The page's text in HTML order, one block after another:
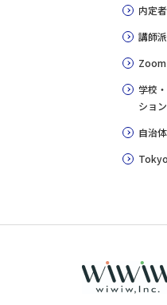
内定
講師
学校
ション
自治